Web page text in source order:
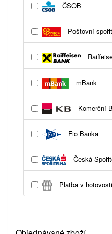
ČSOB
Poštovní
mBank
Komerční
Fio Banka
Česká
Platba v